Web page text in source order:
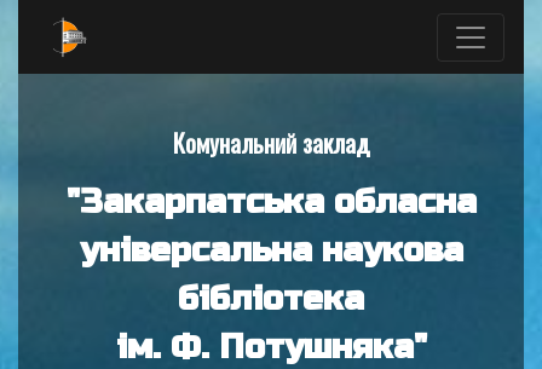
Комунальний заклад
"Закарпатська обласна
універсальна наукова
бібліотека
ім. Ф. Потушняка"